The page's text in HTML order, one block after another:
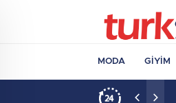
MODA GIYIM